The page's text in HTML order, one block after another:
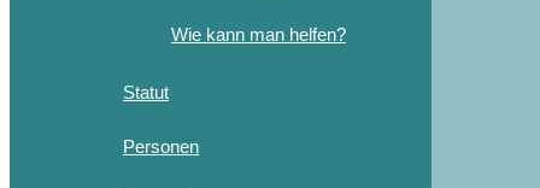
Wie kann man helfen?
Statut
Personen